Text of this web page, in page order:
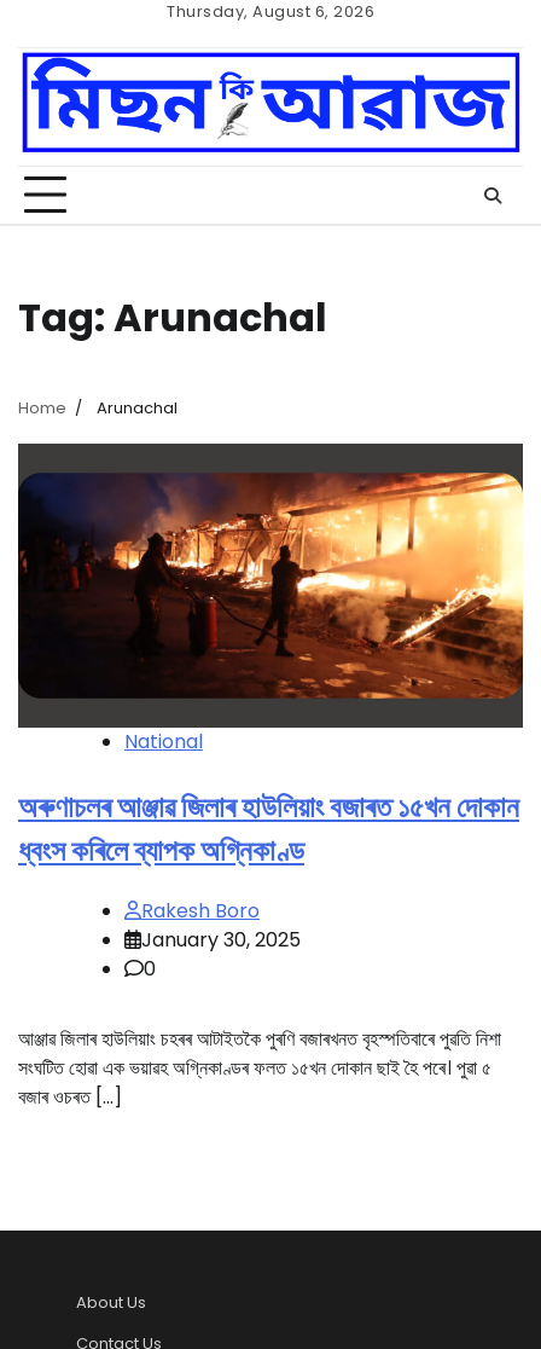
content
Thursday, August 6, 2026
Home
Cookie
Policy
Tag:Arunachal
Home Arunachal
National
অৰুণাচলৰ আঞ্জাৱ জিলাৰ হাউলিয়াং বজাৰত ১৫খন দোকান
ধ্বংস কৰিলে ব্যাপক অগ্নিকাণ্ড
Rakesh Boro
January 30, 2025
0
আঞ্জাৱ জিলাৰ হাউলিয়াং চহৰৰ আটাইতকৈ পুৰণি বজাৰখনত বৃহস্পতিবাৰে পুৱতি নিশা
সংঘটিত হোৱা এক ভয়াৱহ অগ্নিকাণ্ডৰ ফলত ১৫খন দোকান ছাই হৈ পৰে। পুৱা ৫
বজাৰ ওচৰত […]
About Us
Contact Us